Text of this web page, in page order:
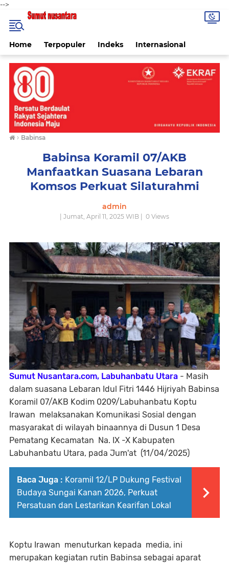
-->
Home Terpopuler Indeks Internasional
› Babinsa
Babinsa Koramil 07/AKB
Manfaatkan Suasana Lebaran
Komsos Perkuat Silaturahmi
admin
| Jumat, April 11, 2025 WIB | 0 Views
Sumut Nusantara.com, Labuhanbatu Utara - Masih
dalam suasana Lebaran Idul Fitri 1446 Hijriyah Babinsa
Koramil 07/AKB Kodim 0209/Labuhanbatu Koptu
Irawan melaksanakan Komunikasi Sosial dengan
masyarakat di wilayah binaannya di Dusun 1 Desa
Pematang Kecamatan Na. IX -X Kabupaten
Labuhanbatu Utara, pada Jum'at (11/04/2025)
Baca Juga : Koramil 12/LP Dukung Festival
Budaya Sungai Kanan 2026, Perkuat
Persatuan dan Lestarikan Kearifan Lokal
Koptu Irawan menuturkan kepada media, ini
merupakan kegiatan rutin Babinsa sebagai aparat